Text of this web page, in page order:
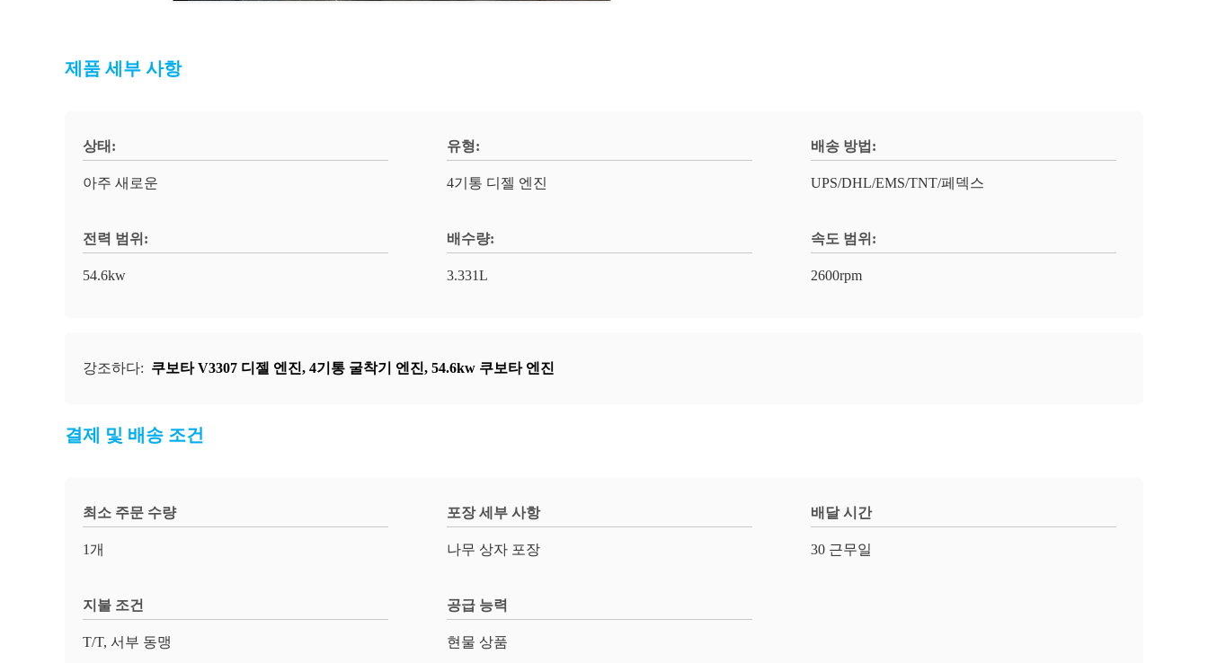
제품 세부 사항
상태:
아주 새로운
유형:
4기통 디젤 엔진
배송 방법:
UPS/DHL/EMS/TNT/페덱스
전력 범위:
54.6kw
배수량:
3.331L
속도 범위:
2600rpm
강조하다: 쿠보타 V3307 디젤 엔진, 4기통 굴착기 엔진, 54.6kw 쿠보타 엔진
결제 및 배송 조건
최소 주문 수량
1개
포장 세부 사항
나무 상자 포장
배달 시간
30 근무일
지불 조건
T/T, 서부 동맹
공급 능력
현물 상품